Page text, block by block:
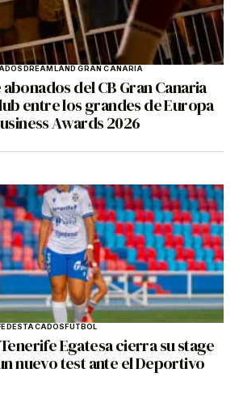
DREAMLAND GRAN CANARIA
del CB Gran Canaria
entre los grandes de Europa
Awards 2026
DESTACADOSFÚTBOL
Egatesa cierra su stage
nuevo test ante el Deportivo